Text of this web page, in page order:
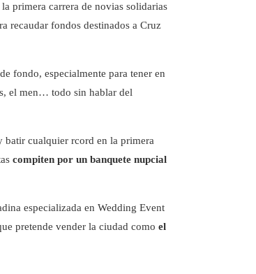
primera carrera de novias solidarias
recaudar fondos destinados a Cruz
fondo, especialmente para tener en
el men… todo sin hablar del
batir cualquier rcord en la primera
compiten por un banquete nupcial
especializada en Wedding Event
pretende vender la ciudad como el